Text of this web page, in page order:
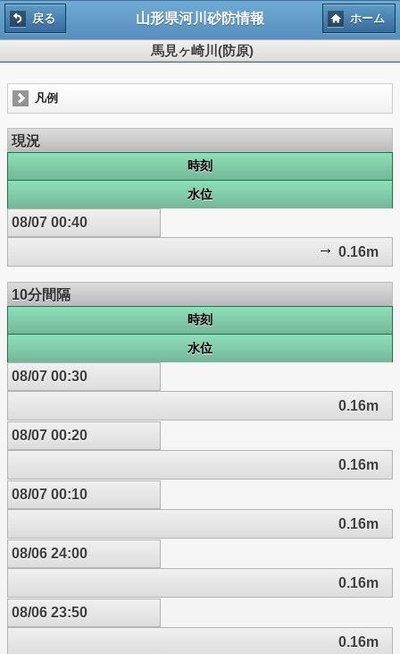
戻る 山形県河川砂防情報 ホーム
馬見ヶ崎川(防原)
凡例
現況
時刻
水位
08/07 00:40
0.16m
10分間隔
時刻
水位
08/07 00:30
0.16m
08/07 00:20
0.16m
08/07 00:10
0.16m
08/06 24:00
0.16m
08/06 23:50
0.16m